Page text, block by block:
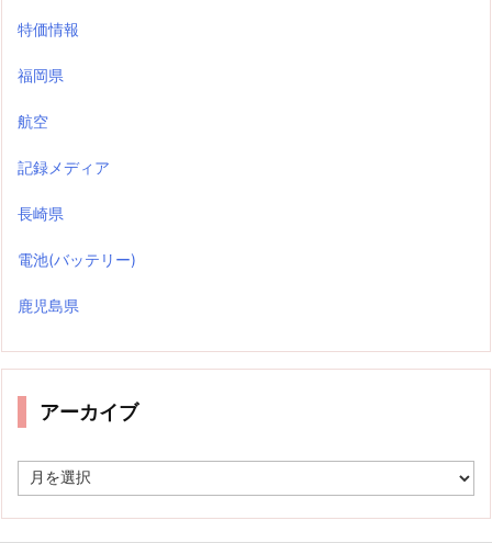
特価情報
福岡県
航空
記録メディア
長崎県
電池(バッテリー)
鹿児島県
アーカイブ
ー